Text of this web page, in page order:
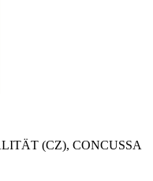
(CZ), CONCUSSA